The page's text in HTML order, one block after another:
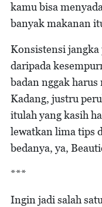
kamu bisa
banyak makanan
Konsistensi
daripada
badan nggak
Kadang, justru
itulah yang kasih
lewatkan lima tips
bedanya, ya,
***
Ingin jadi salah